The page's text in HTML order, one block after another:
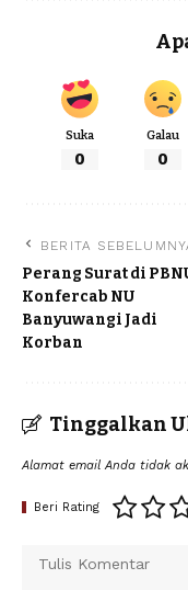
Suka
0
Galau
0
BERITA
Perang Surat di
Konfercab NU
Banyuwangi Jadi
Korban
Tinggalkan
Alamat email Anda tidak
Beri Rating